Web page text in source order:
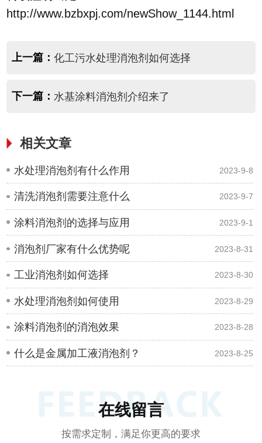
http://www.bzbxpj.com/newShow_1144.html
上一篇： 化工污水处理消泡剂如何选择
下一篇： 水基涂料消泡剂介绍来了
相关文章
水处理消泡剂有什么作用 2023-9-8
清洗消泡剂需要注意什么 2023-9-7
涂料消泡剂的选择与应用 2023-9-1
消泡剂厂家有什么优势呢 2023-8-31
工业消泡剂如何选择 2023-8-30
水处理消泡剂如何使用 2023-8-29
涂料消泡剂的消泡效果 2023-8-28
什么是金属加工液消泡剂？ 2023-8-25
在线留言
按需求定制，满足你更高的要求